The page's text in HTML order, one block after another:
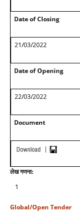
Date of Closing
21/03/2022
Date of Opening
22/03/2022
Document
लेख गणना:
1
Global/Open Tender